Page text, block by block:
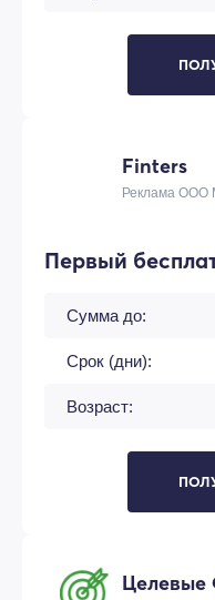
Finters
Реклама ООО
Первый
Сумма до:
Срок (дни):
Возраст: